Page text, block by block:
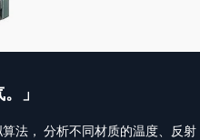
」
法， 分析不同材质的温度、反射